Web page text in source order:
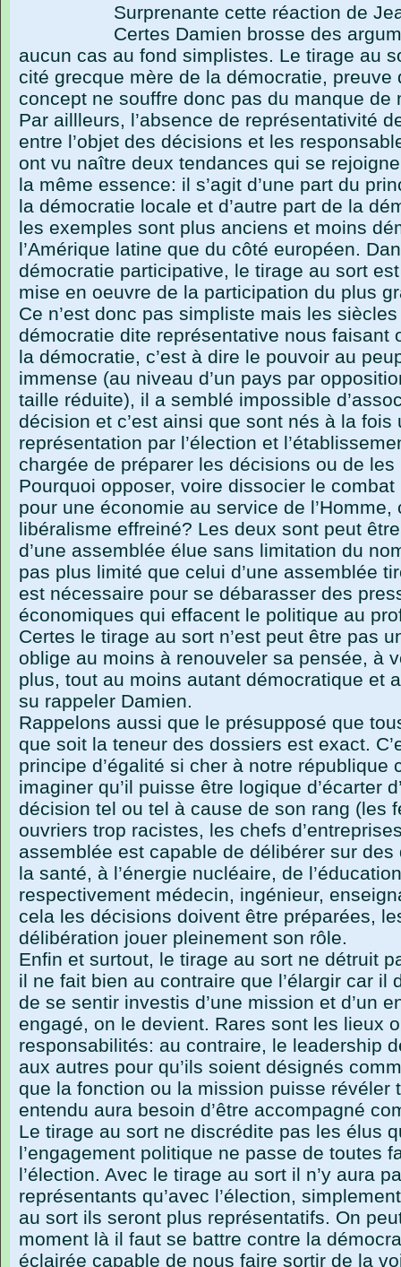
Surprenante cette réaction de
Certes Damien brosse des
aucun cas au fond simplistes. Le tirage au
cité grecque mère de la démocratie, preuve
concept ne souffre donc pas du manque de
Par aillleurs, l’absence de représentativité
entre l’objet des décisions et les
ont vu naître deux tendances qui se
la même essence: il s’agit d’une part du
la démocratie locale et d’autre part de la
les exemples sont plus anciens et moins
l’Amérique latine que du côté européen.
démocratie participative, le tirage au sort
mise en oeuvre de la participation du plus
Ce n’est donc pas simpliste mais les
démocratie dite représentative nous faisant
la démocratie, c’est à dire le pouvoir au
immense (au niveau d’un pays par
taille réduite), il a semblé impossible
décision et c’est ainsi que sont nés à la fois
représentation par l’élection et
chargée de préparer les décisions ou de
Pourquoi opposer, voire dissocier le
pour une économie au service de l’Homme,
libéralisme effreiné? Les deux sont peut
d’une assemblée élue sans limitation du
pas plus limité que celui d’une assemblée
est nécessaire pour se débarasser des
économiques qui effacent le politique au
Certes le tirage au sort n’est peut être pas
oblige au moins à renouveler sa pensée, à
plus, tout au moins autant démocratique et
su rappeler Damien.
Rappelons aussi que le présupposé que
que soit la teneur des dossiers est exact.
principe d’égalité si cher à notre république
imaginer qu’il puisse être logique d’écarter
décision tel ou tel à cause de son rang (les
ouvriers trop racistes, les chefs
assemblée est capable de délibérer sur
la santé, à l’énergie nucléaire, de
respectivement médecin, ingénieur,
cela les décisions doivent être préparées,
délibération jouer pleinement son rôle.
Enfin et surtout, le tirage au sort ne détruit
il ne fait bien au contraire que l’élargir car il
de se sentir investis d’une mission et d’un
engagé, on le devient. Rares sont les lieux
responsabilités: au contraire, le leadership
aux autres pour qu’ils soient désignés
que la fonction ou la mission puisse révéler
entendu aura besoin d’être accompagné
Le tirage au sort ne discrédite pas les élus
l’engagement politique ne passe de toutes
l’élection. Avec le tirage au sort il n’y aura
représentants qu’avec l’élection,
au sort ils seront plus représentatifs. On
moment là il faut se battre contre la
éclairée capable de nous faire sortir de la